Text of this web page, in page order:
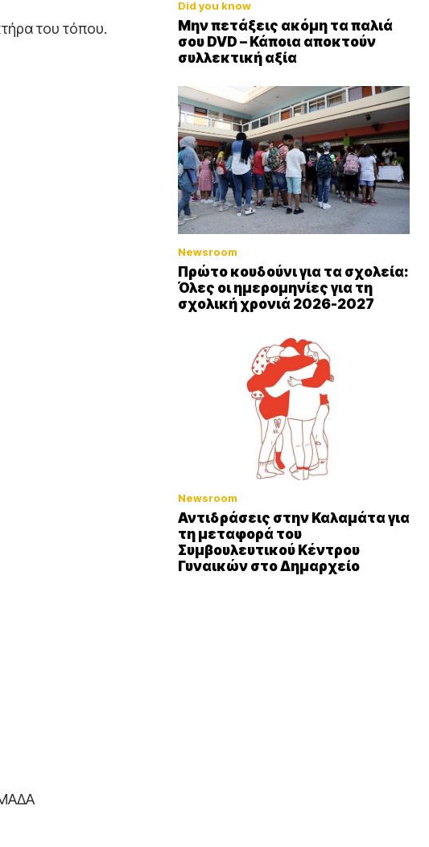
του τόπου.
Did you know
Μην πετάξεις ακόμη τα παλιά
σου DVD – Κάποια αποκτούν
συλλεκτική αξία
Newsroom
Πρώτο κουδούνι για τα σχολεία:
Όλες οι ημερομηνίες για τη
σχολική χρονιά 2026-2027
Newsroom
Αντιδράσεις στην Καλαμάτα για
τη μεταφορά του
Συμβουλευτικού Κέντρου
Γυναικών στο Δημαρχείο